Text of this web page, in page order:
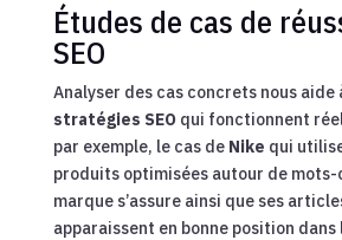
Études de cas de
SEO
Analyser des cas concrets nous aide
stratégies SEO qui fonctionnent
par exemple, le cas de Nike qui
produits optimisées autour de mots-
marque s’assure ainsi que ses
apparaissent en bonne position